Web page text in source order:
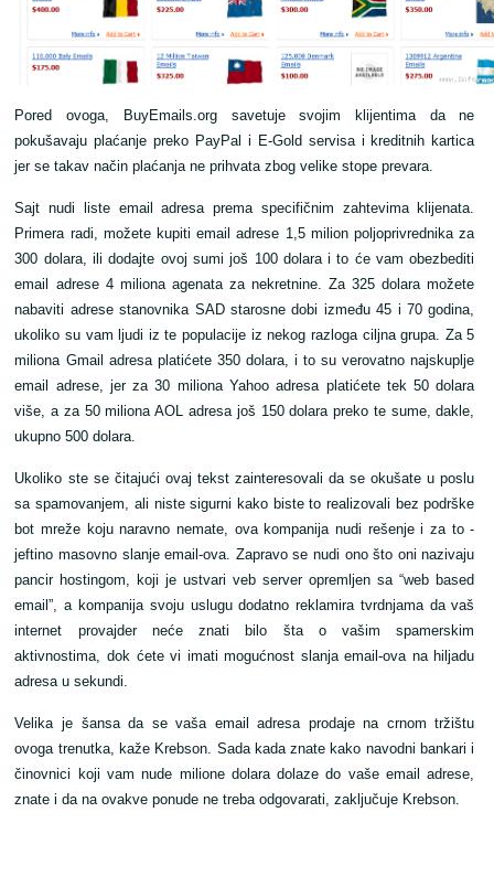
Pored ovoga, BuyEmails.org savetuje svojim klijentima da ne
pokušavaju plaćanje preko PayPal i E-Gold servisa i kreditnih kartica
jer se takav način plaćanja ne prihvata zbog velike stope prevara.
Sajt nudi liste email adresa prema specifičnim zahtevima klijenata.
Primera radi, možete kupiti email adrese 1,5 milion poljoprivrednika za
300 dolara, ili dodajte ovoj sumi još 100 dolara i to će vam obezbediti
email adrese 4 miliona agenata za nekretnine. Za 325 dolara možete
nabaviti adrese stanovnika SAD starosne dobi između 45 i 70 godina,
ukoliko su vam ljudi iz te populacije iz nekog razloga ciljna grupa. Za 5
miliona Gmail adresa platićete 350 dolara, i to su verovatno najskuplje
email adrese, jer za 30 miliona Yahoo adresa platićete tek 50 dolara
više, a za 50 miliona AOL adresa još 150 dolara preko te sume, dakle,
ukupno 500 dolara.
Ukoliko ste se čitajući ovaj tekst zainteresovali da se okušate u poslu
sa spamovanjem, ali niste sigurni kako biste to realizovali bez podrške
bot mreže koju naravno nemate, ova kompanija nudi rešenje i za to -
jeftino masovno slanje email-ova. Zapravo se nudi ono što oni nazivaju
pancir hostingom, koji je ustvari veb server opremljen sa “web based
email”, a kompanija svoju uslugu dodatno reklamira tvrdnjama da vaš
internet provajder neće znati bilo šta o vašim spamerskim
aktivnostima, dok ćete vi imati mogućnost slanja email-ova na hiljadu
adresa u sekundi.
Velika je šansa da se vaša email adresa prodaje na crnom tržištu
ovoga trenutka, kaže Krebson. Sada kada znate kako navodni bankari i
činovnici koji vam nude milione dolara dolaze do vaše email adrese,
znate i da na ovakve ponude ne treba odgovarati, zaključuje Krebson.